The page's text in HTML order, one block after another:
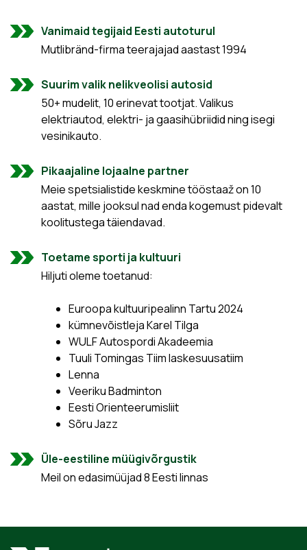
Vanimaid tegijaid Eesti autoturul
Mutlibränd-firma teerajajad aastast 1994
Suurim valik nelikveolisi autosid
50+ mudelit, 10 erinevat tootjat. Valikus
elektriautod, elektri- ja gaasihübriidid ning isegi
vesinikauto.
Pikaajaline lojaalne partner
Meie spetsialistide keskmine tööstaaž on 10
aastat, mille jooksul nad enda kogemust pidevalt
koolitustega täiendavad.
Toetame sporti ja kultuuri
Hiljuti oleme toetanud:
Euroopa kultuuripealinn Tartu 2024
kümnevõistleja Karel Tilga
WULF Autospordi Akadeemia
Tuuli Tomingas Tiim laskesuusatiim
Lenna
Veeriku Badminton
Eesti Orienteerumisliit
Sõru Jazz
Üle-eestiline müügivõrgustik
Meil on edasimüüjad 8 Eesti linnas